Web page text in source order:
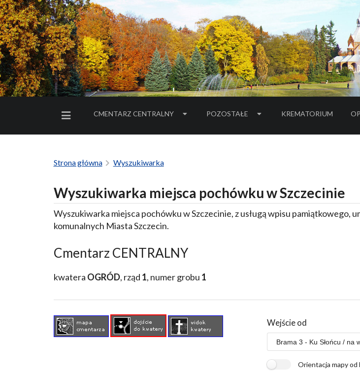
MENU BOCZNE
CMENTARZ CENTRALNY POZOSTAŁE KREMATORIUM
Strona główna Wyszukiwarka
Wyszukiwarka miejsca pochówku w Szczecinie
Wyszukiwarka miejsca pochówku w Szczecinie, z usługą wpisu
komunalnych Miasta Szczecin.
Cmentarz CENTRALNY
kwatera OGRÓD, rząd 1, numer grobu 1
Wejście od
Orientacja mapy od